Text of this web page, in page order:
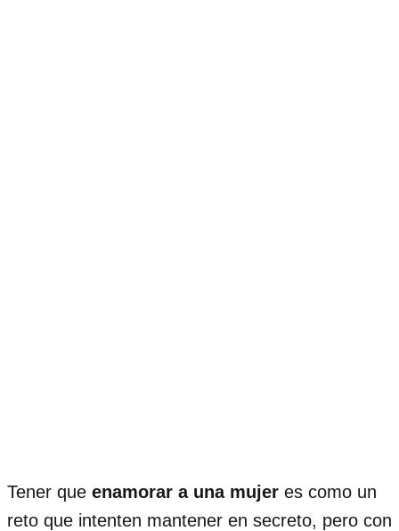
Tener que enamorar a una mujer es como un
reto que intenten mantener en secreto, pero con